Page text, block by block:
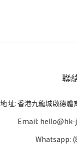
聯
地址: 香港九龍城啟德
Email:
Whatsapp: